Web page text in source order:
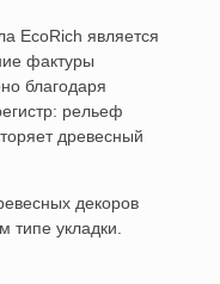
EcoRich является
фактуры
благодаря
рельеф
древесный
декоров
типе укладки.